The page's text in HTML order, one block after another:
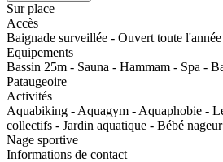
Sur place
Accès
Baignade surveillée - Ouvert toute l'année
Equipements
Bassin 25m - Sauna - Hammam - Spa -
Pataugeoire
Activités
Aquabiking - Aquagym - Aquaphobie -
collectifs - Jardin aquatique - Bébé
Nage sportive
Informations de contact